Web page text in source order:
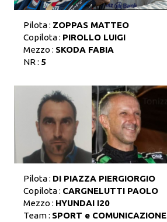
Pilota : ZOPPAS MATTEO
Copilota : PIROLLO LUIGI
Mezzo : SKODA FABIA
NR : 5
Pilota : DI PIAZZA PIERGIORGIO
Copilota : CARGNELUTTI PAOLO
Mezzo : HYUNDAI I20
Team : SPORT e COMUNICAZIONE